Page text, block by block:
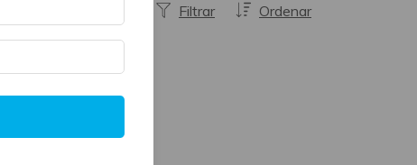
Ordenar
Filtrar